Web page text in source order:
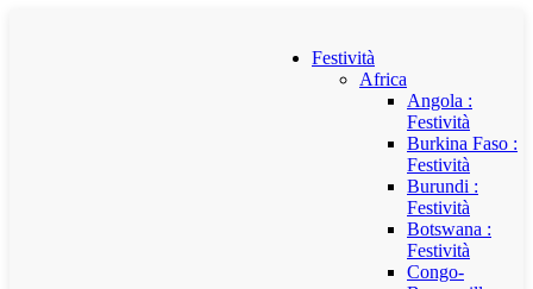
Festività
Africa
Angola :
Festività
Burkina Faso :
Festività
Burundi :
Festività
Botswana :
Festività
Congo-